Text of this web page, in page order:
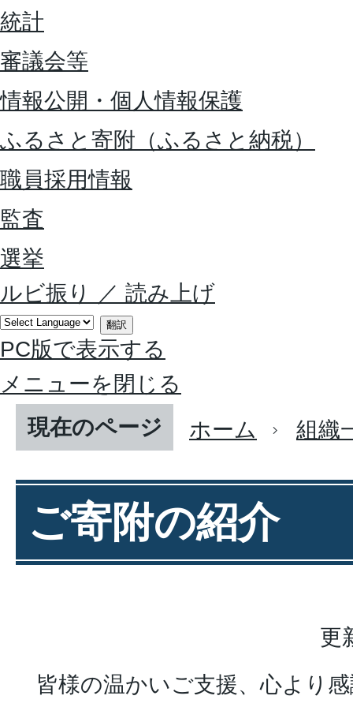
統計
審議会等
情報公開・個人情報保護
ふるさと寄附（ふるさと納税）
職員採用情報
監査
選挙
ルビ振り
／ 読み上げ
翻訳
PC版で表示する
メニューを閉じる
現在のページ
ホーム 組織
ご寄附の紹介
更
皆様の温かいご支援、心より